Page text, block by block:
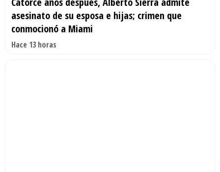
asesinato de su esposa e hijas; crimen que
conmocionó a Miami
Hace 13 horas